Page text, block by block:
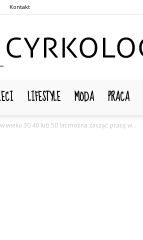
Kontakt
Cyrkologia.pl
LIFESTYLE MODA PRACA
wieku 30 40 lub 50 lat można zacząć pracę w...